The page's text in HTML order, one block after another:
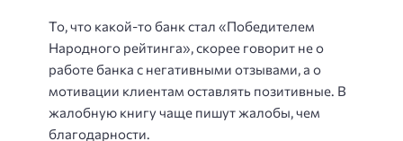
То, что какой-то банк стал «Победителем
Народного рейтинга», скорее говорит не о
работе банка с негативными отзывами, а о
мотивации клиентам оставлять позитивные. В
жалобную книгу чаще пишут жалобы, чем
благодарности.